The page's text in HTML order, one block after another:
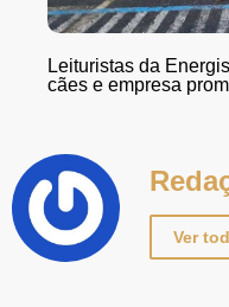
Leituristas da
cães e empresa
Ver